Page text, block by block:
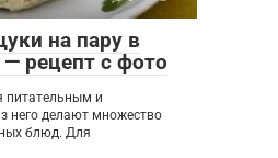
на пару в
рецепт с фото
питательным и
него делают множество
блюд. Для